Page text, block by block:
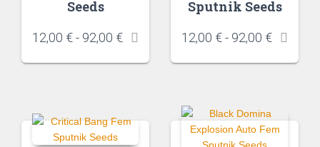
Seeds
12,00 €- 92,00 €
Sputnik Seeds
12,00 €- 92,00 €